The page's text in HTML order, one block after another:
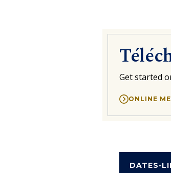
Get started
ONLINE
DATES-